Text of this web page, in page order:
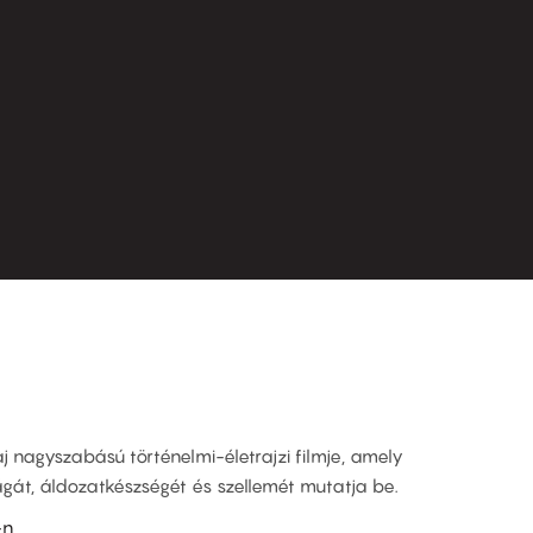
nagyszabású történelmi-életrajzi filmje, amely
áldozatkészségét és szellemét mutatja be.